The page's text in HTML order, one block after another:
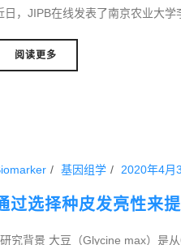
日，JIPB在线发表了南京农业大
阅读更多
基因组学 2020年4月
过选择种皮发亮性来
研究背景 大豆（Glycine max）是